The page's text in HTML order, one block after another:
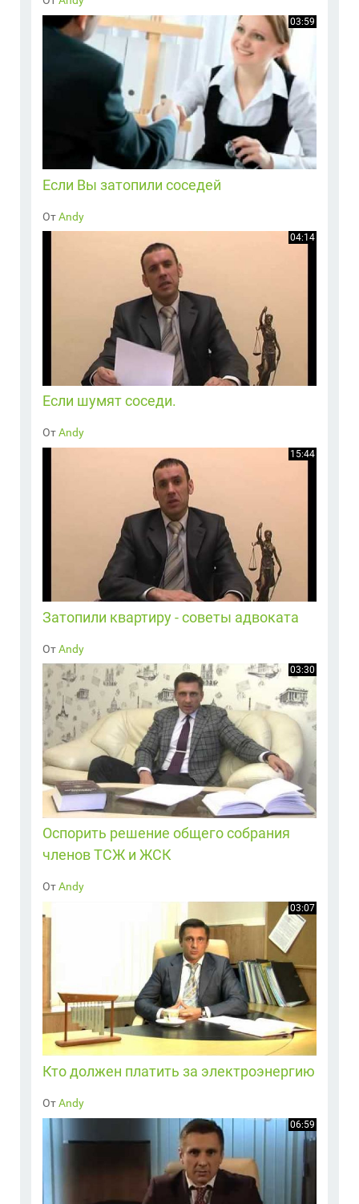
03:59
Если Вы затопили соседей
ОтAndy
04:14
Если шумят соседи.
ОтAndy
15:44
Затопили квартиру - советы адвоката
ОтAndy
03:30
Оспорить решение общего собрания
членов ТСЖ и ЖСК
ОтAndy
03:07
Кто должен платить за электроэнергию
ОтAndy
06:59